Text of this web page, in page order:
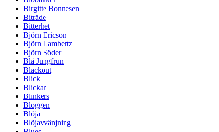
Birgitte Bonnesen
Biträde
Bitterhet
Björn Ericson
Björn Lambertz
Björn Söder
Blå Jungfrun
Blackout
Blick
Blickar
Blinkers
Bloggen
Blöja
Blöjavvänjning